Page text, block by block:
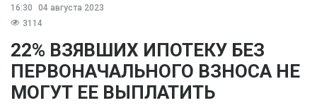
16:30
04 августа 2023
3114
22% ВЗЯВШИХ ИПОТЕКУ БЕЗ
ПЕРВОНАЧАЛЬНОГО ВЗНОСА НЕ
МОГУТ ЕЕ ВЫПЛАТИТЬ